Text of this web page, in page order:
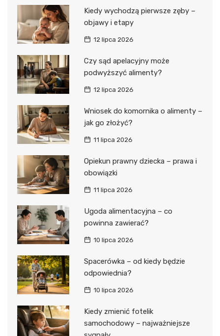
Kiedy wychodzą pierwsze zęby –
objawy i etapy
12 lipca 2026
Czy sąd apelacyjny może
podwyższyć alimenty?
12 lipca 2026
Wniosek do komornika o alimenty –
jak go złożyć?
11 lipca 2026
Opiekun prawny dziecka – prawa i
obowiązki
11 lipca 2026
Ugoda alimentacyjna – co
powinna zawierać?
10 lipca 2026
Spacerówka – od kiedy będzie
odpowiednia?
10 lipca 2026
Kiedy zmienić fotelik
samochodowy – najważniejsze